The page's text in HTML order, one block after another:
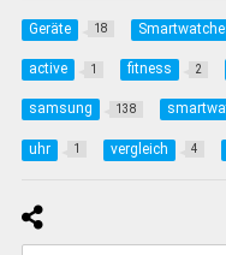
Geräte 18
active 1 fitness 2
samsung 138
uhr 1 vergleich 4